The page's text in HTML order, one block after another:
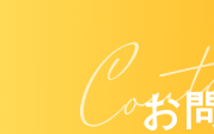
お